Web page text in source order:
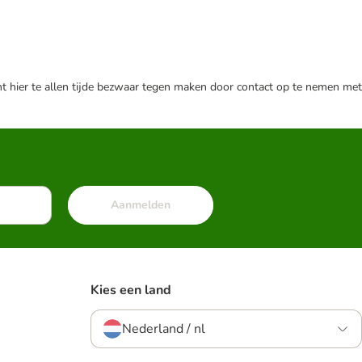
te allen tijde bezwaar tegen maken door contact op te nemen met
Aanmelden
Kies een land
Nederland / nl